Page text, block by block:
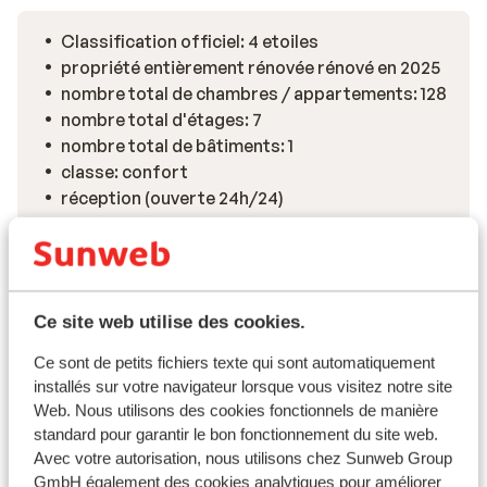
Ce site web utilise des cookies.
Ce sont de petits fichiers texte qui sont automatiquement
installés sur votre navigateur lorsque vous visitez notre site
Web. Nous utilisons des cookies fonctionnels de manière
standard pour garantir le bon fonctionnement du site web.
Avec votre autorisation, nous utilisons chez Sunweb Group
GmbH également des cookies analytiques pour améliorer
Classification officiel: 4 etoiles
propriété entièrement rénovée rénové en 2025
nombre total de chambres / appartements: 128
nombre total d'étages: 7
nombre total de bâtiments: 1
classe: confort
réception (ouverte 24h/24)
check in
Voir toutes les installations
Informations de voyage
À noter
Formule